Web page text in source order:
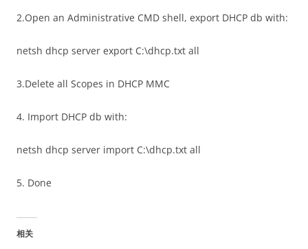
2.Open an Administrative CMD shell, export DHCP db with:
netsh dhcp server export C:\dhcp.txt all
3.Delete all Scopes in DHCP MMC
4. Import DHCP db with:
netsh dhcp server import C:\dhcp.txt all
5. Done
相关